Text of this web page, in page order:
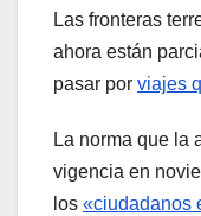
Las fronteras
ahora están
pasar por viajes
La norma que la
vigencia en
los «ciudadanos